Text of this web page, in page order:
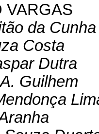
VARGAS
da Cunha
Costa
Dutra
Guilhem